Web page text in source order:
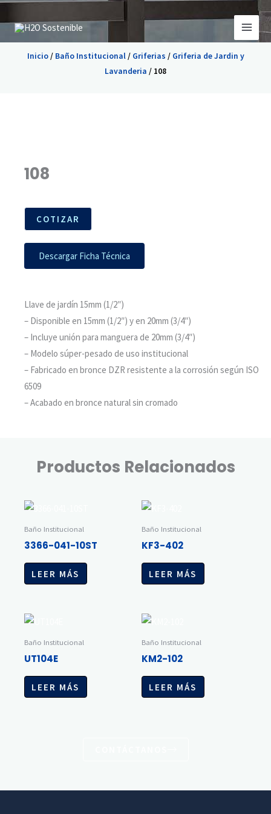
al
contenido
Inicio/ Baño Institucional/ Griferias / Griferia de Jardin y
Lavanderia / 108
108
COTIZAR
Descargar Ficha Técnica
Llave de jardín 15mm (1/2″)
– Disponible en 15mm (1/2″) y en 20mm (3/4″)
– Incluye unión para manguera de 20mm (3/4″)
– Modelo súper-pesado de uso institucional
– Fabricado en bronce DZR resistente a la corrosión según ISO
6509
– Acabado en bronce natural sin cromado
Productos Relacionados
Baño Institucional
3366-041-10ST
LEER MÁS
Baño Institucional
KF3-402
LEER MÁS
Baño Institucional
UT104E
LEER MÁS
Baño Institucional
KM2-102
LEER MÁS